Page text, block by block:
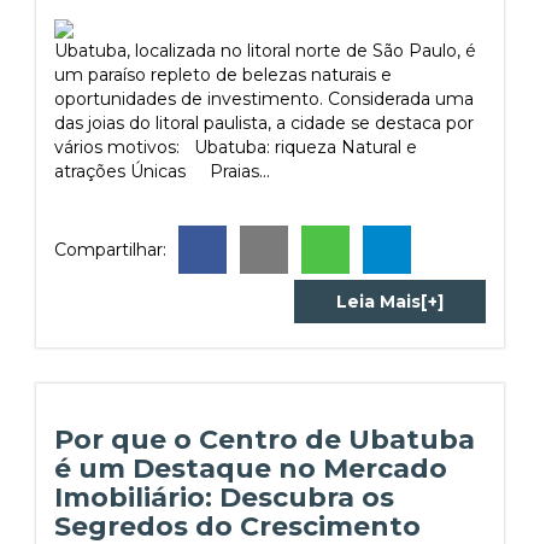
Ubatuba, localizada no litoral norte de São Paulo, é
um paraíso repleto de belezas naturais e
oportunidades de investimento. Considerada uma
das joias do litoral paulista, a cidade se destaca por
vários motivos: Ubatuba: riqueza Natural e
atrações Únicas Praias...
Compartilhar:
Leia Mais[+]
Por que o Centro de Ubatuba
é um Destaque no Mercado
Imobiliário: Descubra os
Segredos do Crescimento